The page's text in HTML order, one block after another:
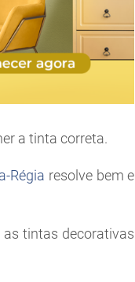
a tinta correta.
Régia resolve bem e
tintas decorativas